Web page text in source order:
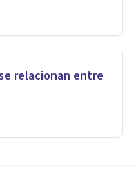
relacionan entre